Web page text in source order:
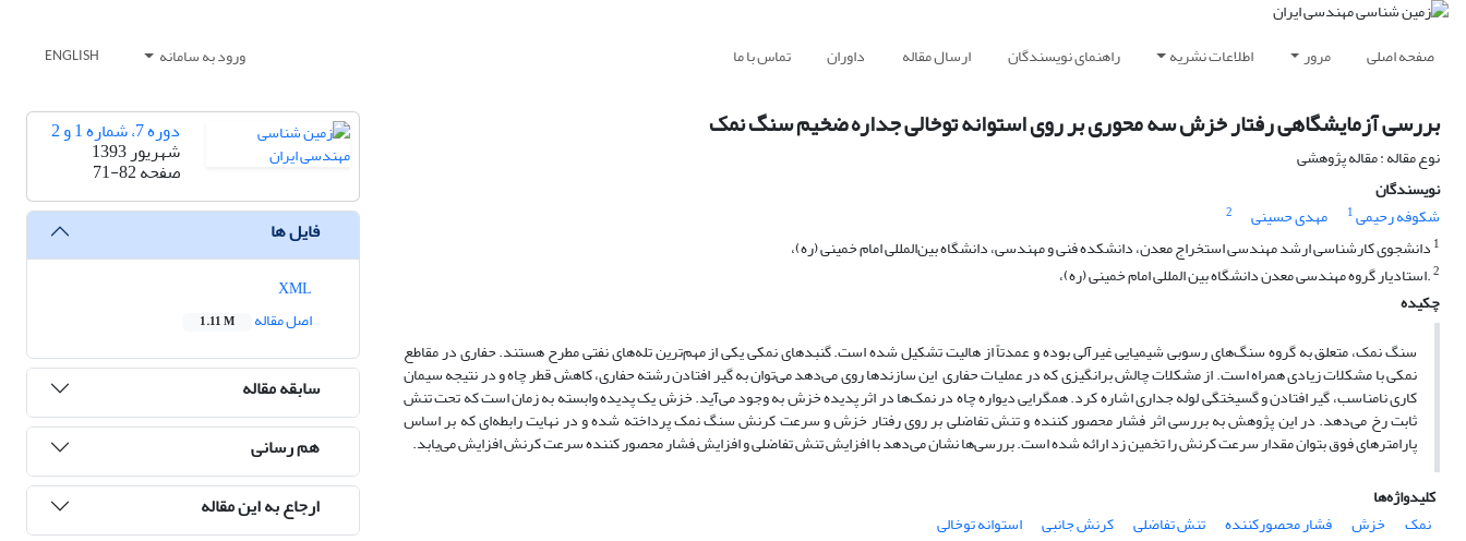
صفحه اصلی مرور اطلاعات نشریه راهنمای نویسندگان ارسال مقاله داوران تماس با ما ورود به سامانه ENGLISH
بررسی آزمایشگاهی رفتار خزش سه محوری بر روی استوانه توخالی جداره ضخیم سنگ نمک
نوع مقاله : مقاله پژوهشی
نویسندگان
شکوفه رحیمی1 مهدی حسینی
2
1 دانشجوی کارشناسی ارشد مهندسی استخراج معدن، دانشکده فنی و مهندسی، دانشگاه بین‌المللی امام خمینی (ره)،
2.استادیار گروه مهندسی معدن دانشگاه بین المللی امام خمینی (ره)،
چکیده
سنگ نمک، متعلق به گروه سنگ‌های رسوبی شیمیایی غیرآلی بوده و عمدتاً از هالیت تشکیل شده است. گنبدهای نمکی یکی از مهم‌ترین تله‌های نفتی مطرح هستند. حفاری در مقاطع
نمکی با مشکلات زیادی همراه است. از مشکلات چالش برانگیزی که در عملیات حفاری این سازندها روی می‌دهد می‌توان به گیر افتادن رشته حفاری، کاهش قطر چاه و در نتیجه سیمان
کاری نامناسب، گیر افتادن و گسیختگی لوله جداری اشاره کرد. همگرایی دیواره چاه در نمک‌ها در اثر پدیده خزش به وجود می‌آید. خزش یک پدیده وابسته به زمان است که تحت تنش
ثابت رخ می‌دهد. در این پژوهش به بررسی اثر فشار محصور کننده و تنش تفاضلی بر روی رفتار خزش و سرعت کرنش سنگ نمک پرداخته شده و در نهایت رابطه‌ای که بر اساس
پارامترهای فوق بتوان مقدار سرعت کرنش را تخمین زد ارائه شده است. بررسی‌ها نشان می‌دهد با افزایش تنش تفاضلی و افزایش فشار محصور کننده سرعت کرنش افزایش می‌یابد.
کلیدواژه‌ها
نمک
خزش فشار محصورکننده تنش تفاضلی کرنش جانبی
استوانه توخالی
دوره 7، شماره 1 و 2
شهریور 1393
صفحه71-82
فایل ها
اصل مقاله
1.11 M
سابقه مقاله
هم رسانی
ارجاع به این مقاله